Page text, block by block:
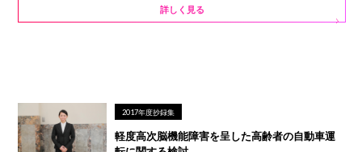
詳しく見る
2017年度抄録集
軽度高次脳機能障害を呈した高齢者の自動車運